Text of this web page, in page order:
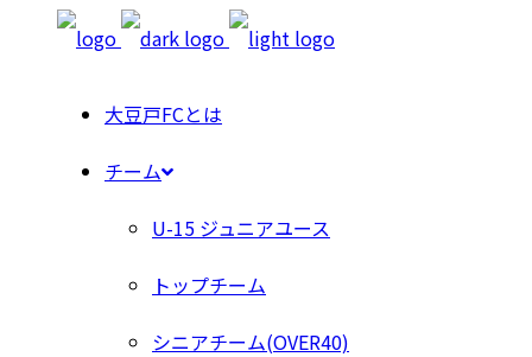
大豆戸FCとは
チーム
U-15 ジュニアユース
トップチーム
シニアチーム(OVER40)